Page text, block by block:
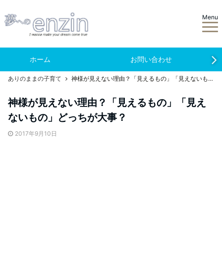
Menu
ホーム お問い合わせ
ありのままの子育て 神様が見えない理由？「見えるもの」「見えないもの」どっちが大事？
神様が見えない理由？「見えるもの」「見え
ないもの」どっちが大事？
2017年9月10日